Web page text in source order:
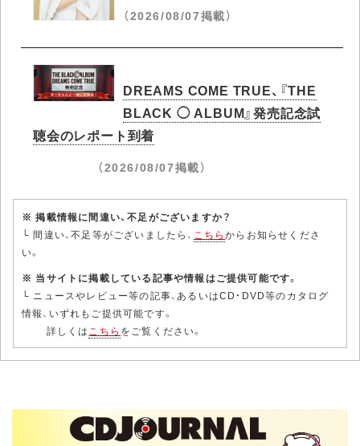
（2026/08/07掲載）
DREAMS COME TRUE、『THE
BLACK ◯ ALBUM』発売記念試
聴会のレポート到着
（2026/08/07掲載）
※ 掲載情報に間違い、不足がございますか？
└ 間違い、不足等がございましたら、 こちらからお知らせくださ
い。
※ 当サイトに掲載している記事や情報はご提供可能です。
└ ニュースやレビュー等の記事、あるいはCD・DVD等のカタログ
情報、いずれもご提供可能です。
詳しくはこちら をご覧ください。